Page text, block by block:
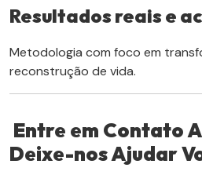
Resultados reais e
Metodologia com foco em
reconstrução de vida.
Entre em Contato
Deixe-nos Ajudar